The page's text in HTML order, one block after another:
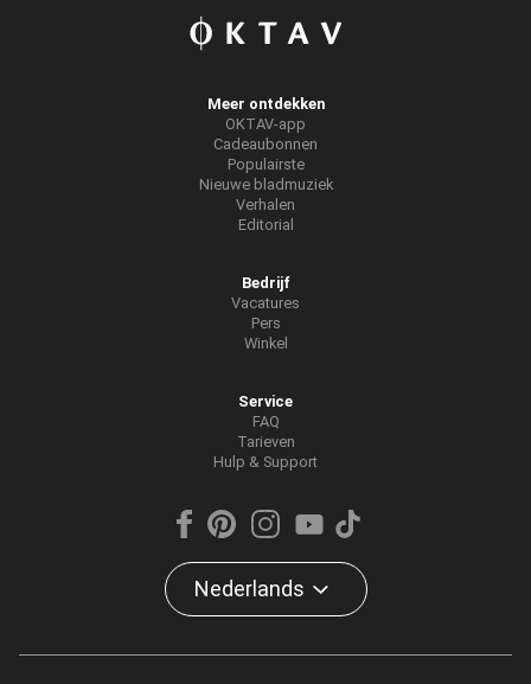
Meer ontdekken
OKTAV-app
Cadeaubonnen
Populairste
Nieuwe bladmuziek
Verhalen
Editorial
Bedrijf
Vacatures
Pers
Winkel
Service
FAQ
Tarieven
Hulp & Support
Nederlands